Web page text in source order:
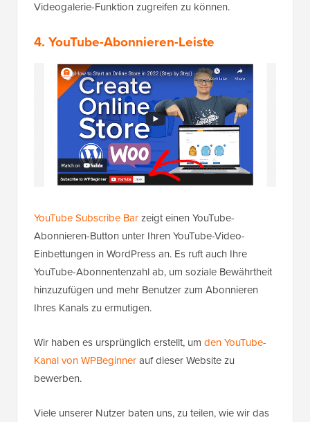
Videogalerie-Funktion zugreifen zu können.
4. YouTube-Abonnieren-Leiste
YouTube Subscribe Barzeigt einen YouTube-
Abonnieren-Button unter Ihren YouTube-Video-
Einbettungen in WordPress an. Es ruft auch Ihre
YouTube-Abonnentenzahl ab, um soziale Bewährtheit
hinzuzufügen und mehr Benutzer zum Abonnieren
Ihres Kanals zu ermutigen.
Wir haben es ursprünglich erstellt, um den YouTube-
Kanal von WPBeginnerauf dieser Website zu
bewerben.
Viele unserer Nutzer baten uns, zu teilen, wie wir das